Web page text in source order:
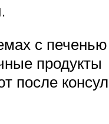
с печенью
продукты
после